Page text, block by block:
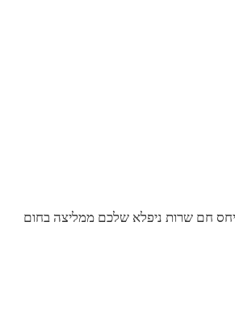
חם שרות ניפלא שלכם ממליצה בחום